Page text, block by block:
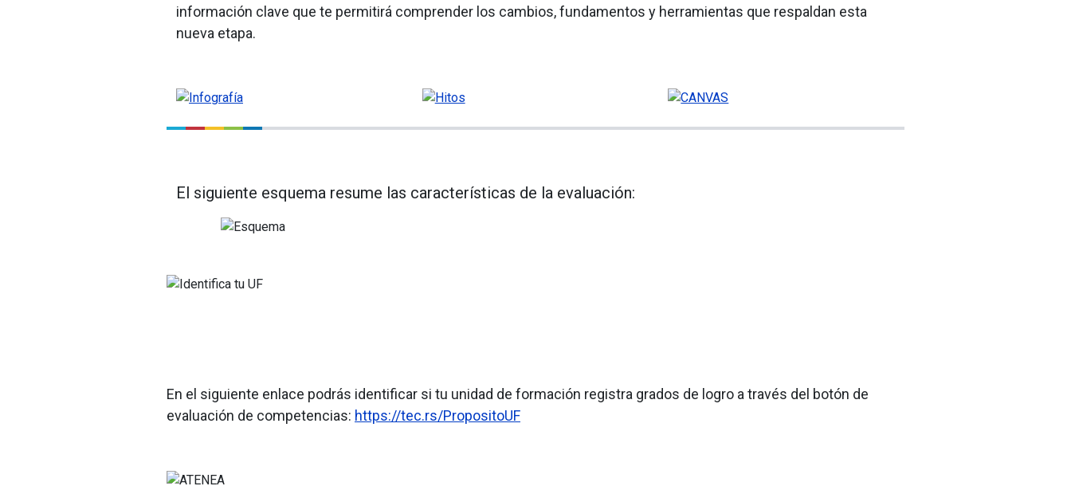
información clave que te permitirá comprender los cambios, fundamentos y herramientas que respaldan esta
nueva etapa.
El siguiente esquema resume las características de la evaluación:
En el siguiente enlace podrás identificar si tu unidad de formación registra grados de logro a través del botón de
evaluación de competencias: https://tec.rs/PropositoUF